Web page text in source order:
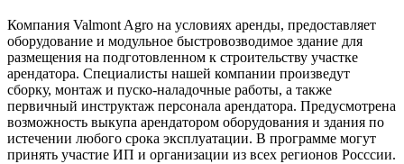
Компания Valmont Agro на условиях аренды, предоставляет
оборудование и модульное быстровозводимое здание для
размещения на подготовленном к строительству участке
арендатора. Специалисты нашей компании произведут
сборку, монтаж и пуско-наладочные работы, а также
первичный инструктаж персонала арендатора. Предусмотрена
возможность выкупа арендатором оборудования и здания по
истечении любого срока эксплуатации. В программе могут
принять участие ИП и организации из всех регионов Росссии.